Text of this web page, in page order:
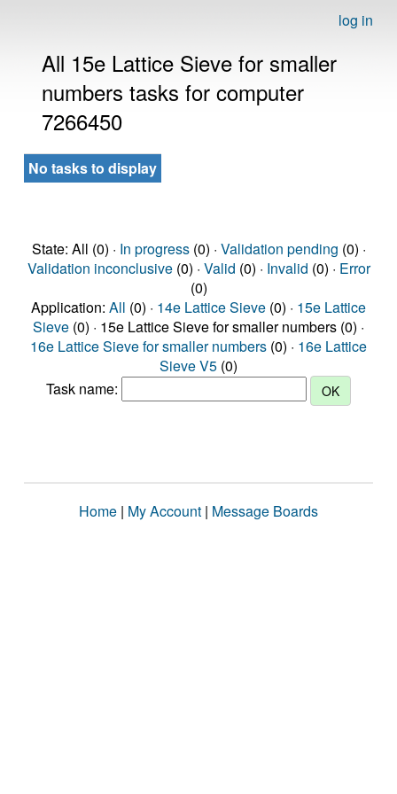
log in
All 15e Lattice Sieve for smaller
numbers tasks for computer
7266450
No tasks to display
State: All (0) · In progress(0) · Validation pending (0) ·
Validation inconclusive(0) · Valid (0) · Invalid (0) · Error
(0)
Application: All (0) · 14e Lattice Sieve (0) · 15e Lattice
Sieve (0) · 15e Lattice Sieve for smaller numbers (0) ·
16e Lattice Sieve for smaller numbers (0) · 16e Lattice
Sieve V5 (0)
Task name:
Home | My Account | Message Boards